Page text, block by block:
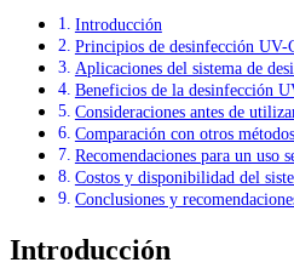
Introducción
Principios de desinfección UV-
Aplicaciones del sistema de
Beneficios de la desinfección
Consideraciones antes de
Comparación con otros
Recomendaciones para un uso
Costos y disponibilidad del
Conclusiones y
Introducción